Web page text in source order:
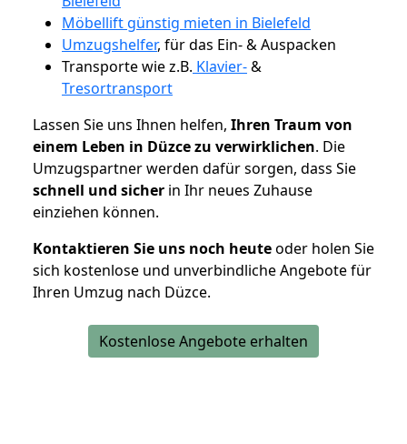
Möbellift günstig mieten in Bielefeld
Umzugshelfer, für das Ein- & Auspacken
Transporte wie z.B. Klavier-&
Tresortransport
Lassen Sie uns Ihnen helfen, Ihren Traum von
einem Leben in Düzce zu verwirklichen. Die
Umzugspartner werden dafür sorgen, dass Sie
schnell und sicher in Ihr neues Zuhause
einziehen können.
Kontaktieren Sie uns noch heuteoder holen Sie
sich kostenlose und unverbindliche Angebote für
Ihren Umzug nach Düzce.
Kostenlose Angebote erhalten